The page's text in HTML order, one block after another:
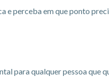
perceba em que ponto
para qualquer pessoa que